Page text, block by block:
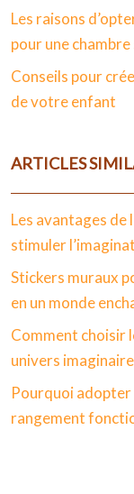
Les raisons
pour une chambre
Conseils pour
de votre enfant
ARTICLES
Les avantages
stimuler
Stickers muraux
en un monde
Comment choisir
univers imaginaire
Pourquoi adopter
rangement